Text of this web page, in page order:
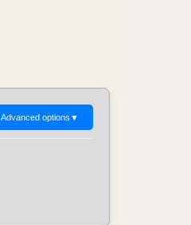
Advanced options ▼